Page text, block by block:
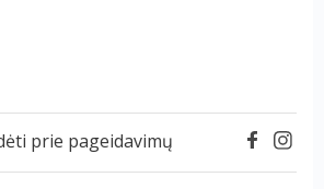
prie pageidavimų